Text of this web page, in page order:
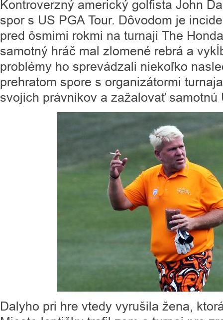
Kontroverzný americký golfista John
spor s US PGA Tour. Dôvodom je
pred ôsmimi rokmi na turnaji The
samotný hráč mal zlomené rebrá a
problémy ho sprevádzali niekoľko
prehratom spore s organizátormi
svojich právnikov a zažalovať samotnú
Dalyho pri hre vtedy vyrušila žena,